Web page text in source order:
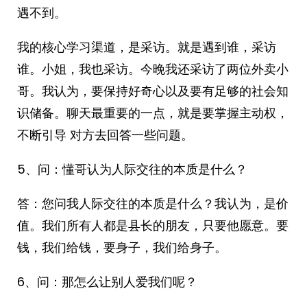
遇不到。
我的核心学习渠道，是采访。就是遇到谁，采访
谁。小姐，我也采访。今晚我还采访了两位外卖小
哥。我认为，要保持好奇心以及要有足够的社会知
识储备。聊天最重要的一点，就是要掌握主动权，
不断引导 对方去回答一些问题。
5、问：懂哥认为人际交往的本质是什么？
答：您问我人际交往的本质是什么？我认为，是价
值。我们所有人都是县长的朋友，只要他愿意。要
钱，我们给钱，要身子，我们给身子。
6、问：那怎么让别人爱我们呢？